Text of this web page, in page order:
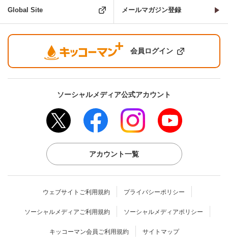
Global Site メールマガジン登録
会員ログイン
ソーシャルメディア公式アカウント
アカウント一覧
ウェブサイトご利用規約 プライバシーポリシー
ソーシャルメディアご利用規約 ソーシャルメディアポリシー
キッコーマン会員ご利用規約 サイトマップ